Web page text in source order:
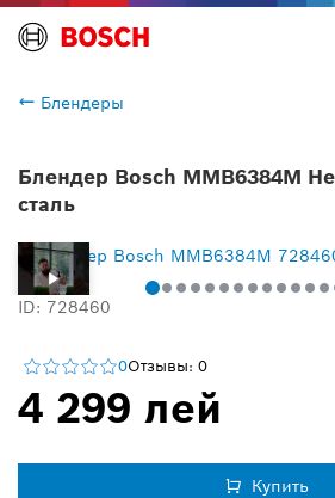
Блендеры
Блендер Bosch MMB6384M
сталь
ID: 728460
0Отзывы: 0
4 299 лей
Купить